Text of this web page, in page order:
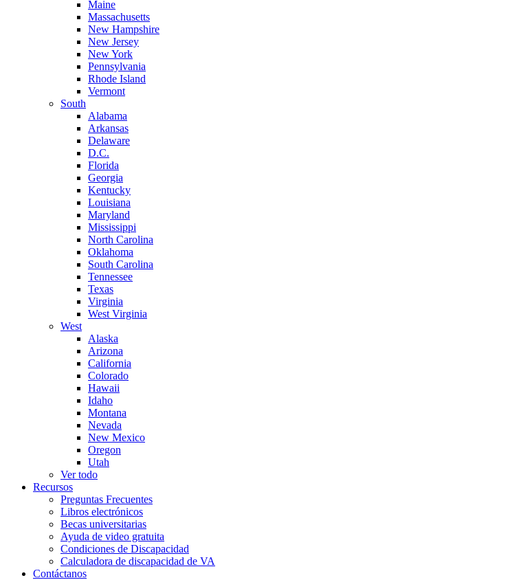
Maine
Massachusetts
New Hampshire
New Jersey
New York
Pennsylvania
Rhode Island
Vermont
South
Alabama
Arkansas
Delaware
D.C.
Florida
Georgia
Kentucky
Louisiana
Maryland
Mississippi
North Carolina
Oklahoma
South Carolina
Tennessee
Texas
Virginia
West Virginia
West
Alaska
Arizona
California
Colorado
Hawaii
Idaho
Montana
Nevada
New Mexico
Oregon
Utah
Ver todo
Recursos
Preguntas Frecuentes
Libros electrónicos
Becas universitarias
Ayuda de video gratuita
Condiciones de Discapacidad
Calculadora de discapacidad de VA
Contáctanos